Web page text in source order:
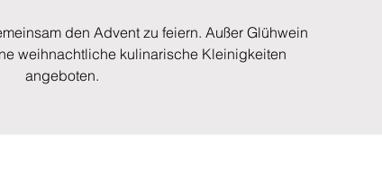
den Advent zu feiern. Außer Glühwein
weihnachtliche kulinarische Kleinigkeiten
angeboten.